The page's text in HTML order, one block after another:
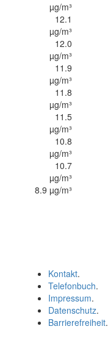
µg/m³
12.1
µg/m³
12.0
µg/m³
11.9
µg/m³
11.8
µg/m³
11.5
µg/m³
10.8
µg/m³
10.7
µg/m³
8.9 µg/m³
Kontakt.
Telefonbuch.
Impressum.
Datenschutz.
Barrierefreiheit.